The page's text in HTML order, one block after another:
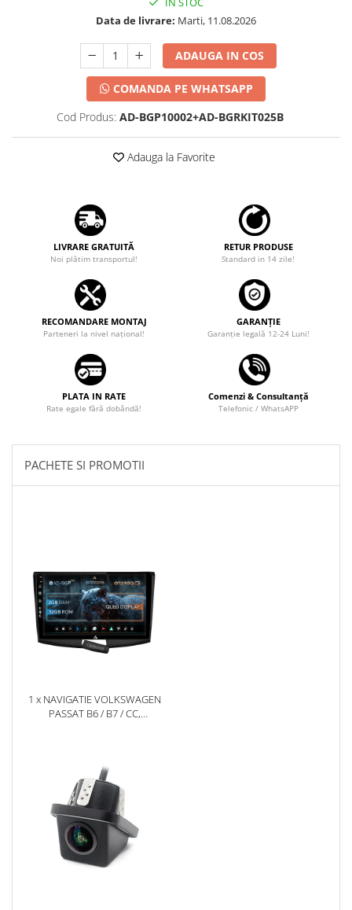
Data de livrare: Marti, 11.08.2026
ADAUGA IN COS
COMANDA PE WHATSAPP
Cod Produs: AD-BGP10002+AD-BGRKIT025B
Adauga la Favorite
LIVRARE GRATUITĂ
Noi plătim transportul!
RETUR PRODUSE
Standard in 14 zile!
RECOMANDARE MONTAJ
Parteneri la nivel național!
GARANȚIE
Garanţie legală 12-24 Luni!
PLATA IN RATE
Rate egale fără dobândă!
Comenzi & Consultanță
Telefonic / WhatsAPP
PACHETE SI PROMOTII
1 x NAVIGATIE VOLKSWAGEN
PASSAT B6 / B7 / CC,
BGRKIT025B